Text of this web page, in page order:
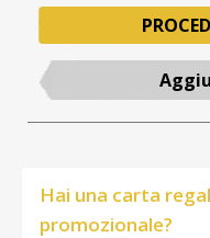
Hai una carta
promozionale?